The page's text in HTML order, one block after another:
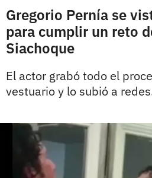
Gregorio Pernía se
para cumplir un reto
Siachoque
El actor grabó todo el
vestuario y lo subió a